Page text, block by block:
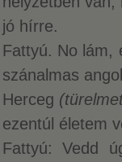
jó hírre.
Fattyú. No lám,
szánalmas
Herceg
ezentúl életem
Fattyú: Vedd